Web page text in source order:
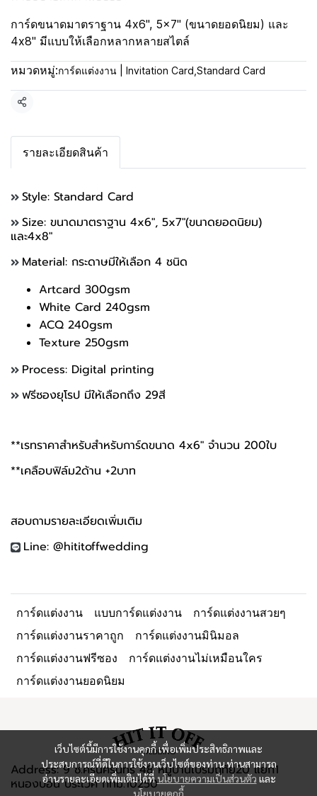
การ์ดขนาดมาตราฐาน 4x6", 5x7" (ขนาดยอดนิยม) และ
4x8" มีแบบให้เลือกหลากหลายสไตล์
หมวดหมู่:การ์ดแต่งงาน | Invitation Card Standard Card
แชร์
รายละเอียดสินค้า
Style: Standard Card
Size: ขนาดมาตราฐาน 4x6", 5x7"(ขนาดยอดนิยม)
และ4x8"
Material: กระดาษมีให้เลือก 4 ชนิด
Artcard 300gsm
White Card 240gsm
ACQ 240gsm
Texture 250gsm
Process: Digital printing
ฟรีซองยุโรป มีให้เลือกถึง 29สี
**เรทราคาสำหรับสำหรับการ์ดขนาด 4x6" จำนวน 200ใบ
**เคลือบฟิล์ม2ด้าน +2บาท
สอบถามรายละเอียดเพิ่มเติม
Line: @hititoffwedding
การ์ดแต่งงาน แบบการ์ดแต่งงาน
การ์ดแต่งงานสวยๆ
การ์ดแต่งงานราคาถูก
การ์ดแต่งงานมินิมอล
การ์ดแต่งงานฟรีซอง
การ์ดแต่งงานไม่เหมือนใคร
การ์ดแต่งงานยอดนิยม
เว็บไซต์นี้มีการใช้งานคุกกี้ เพื่อเพิ่มประสิทธิภาพและ
ประสบการณ์ที่ดีในการใช้งานเว็บไซต์ของท่าน ท่านสามารถ
อ่านรายละเอียดเพิ่มเติมได้ที่นโยบายความเป็นส่วนตัว และ
นโยบายคุกกี้
Address: 9 ซ.ศรีนครินทร์ 48 หมู่บ้านเปรมฤทัย20 แยก1
หนองบอน ประเวศ กทม.10250